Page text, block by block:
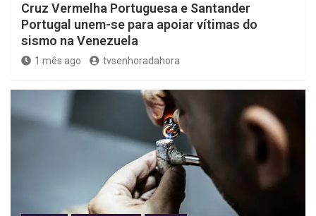
Cruz Vermelha Portuguesa e Santander
Portugal unem-se para apoiar vítimas do
sismo na Venezuela
1 mês ago tvsenhoradahora